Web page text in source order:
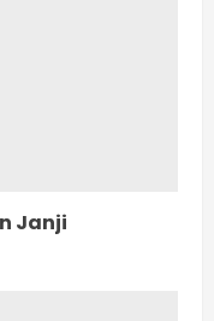
Janji